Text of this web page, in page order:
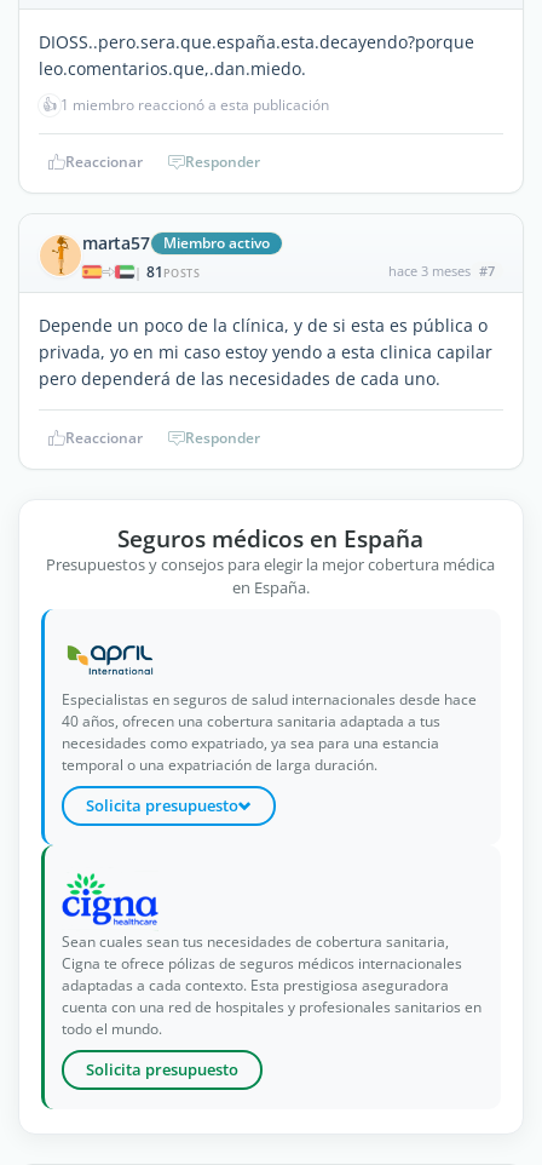
DIOSS..pero.sera.que.españa.esta.decayendo?porque
leo.comentarios.que,.dan.miedo.
👍 1 miembro reaccionó a esta publicación
Reaccionar Responder
marta57 Miembro activo
| 81 POSTS hace 3 meses #7
Depende un poco de la clínica, y de si esta es pública o
privada, yo en mi caso estoy yendo a esta clinica capilar
pero dependerá de las necesidades de cada uno.
Reaccionar Responder
Seguros médicos en España
Presupuestos y consejos para elegir la mejor cobertura médica
en España.
Especialistas en seguros de salud internacionales desde hace
40 años, ofrecen una cobertura sanitaria adaptada a tus
necesidades como expatriado, ya sea para una estancia
temporal o una expatriación de larga duración.
Solicita presupuesto
Sean cuales sean tus necesidades de cobertura sanitaria,
Cigna te ofrece pólizas de seguros médicos internacionales
adaptadas a cada contexto. Esta prestigiosa aseguradora
cuenta con una red de hospitales y profesionales sanitarios en
todo el mundo.
Solicita presupuesto